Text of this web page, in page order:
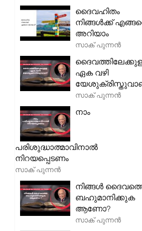
ദൈവഹിതം
നിങ്ങൾക്ക്
അറിയാം
സാക് പുന്നൻ
ഏക വഴി
സാക് പുന്നൻ
നാം
പരിശുദ്ധാത്മാവിനാൽ
നിറയപ്പെടണം
സാക് പുന്നൻ
നിങ്ങൾ
ബഹുമാനിക്കുക
ആണോ?
സാക് പുന്നൻ